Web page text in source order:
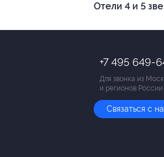
Отели 4 и 5
+7 495 649-
Для звонка из
и регионов России
Связаться с